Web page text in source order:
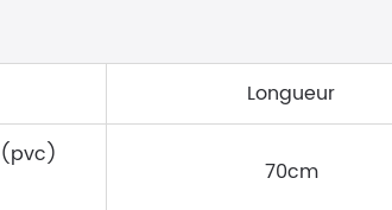
Longueur
(pvc)
70cm